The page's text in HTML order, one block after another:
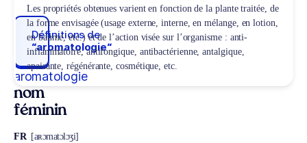
Définitions de
“aromatologie“
aromatologie
nom
féminin
FR [aʀɔmatɔlɔʒi]
Les propriétés obtenues varient en fonction de la plante traitée, de
la forme envisagée (usage externe, interne, en mélange, en lotion,
en baume, etc.) et de l’action visée sur l’organisme : anti-
inflammatoire, antifongique, antibactérienne, antalgique,
apaisante, régénérante, cosmétique, etc.